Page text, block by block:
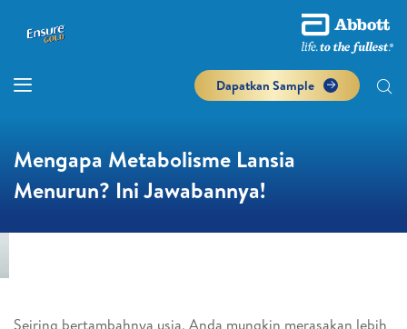
Dapatkan Sample
Mengapa Metabolisme Lansia
Menurun? Ini Jawabannya!
Seiring bertambahnya usia, Anda mungkin merasakan lebih